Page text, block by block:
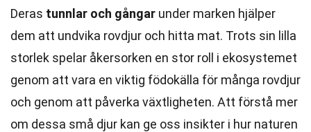
Deras tunnlar och gångar under marken hjälper
dem att undvika rovdjur och hitta mat. Trots sin lilla
storlek spelar åkersorken en stor roll i ekosystemet
genom att vara en viktig födokälla för många rovdjur
och genom att påverka växtligheten. Att förstå mer
om dessa små djur kan ge oss insikter i hur naturen